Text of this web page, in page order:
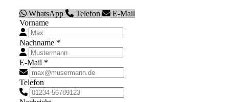
WhatsApp Telefon
E-Mail
Vorname
Nachname *
E-Mail *
Telefon